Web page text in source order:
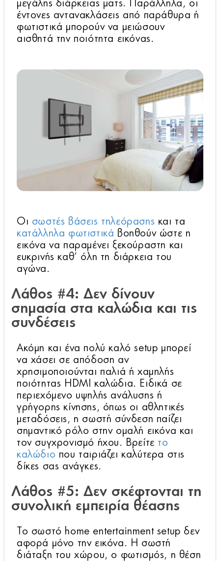
μεγάλης διάρκειας ματς. Παράλληλα, οι
έντονες αντανακλάσεις από παράθυρα ή
φωτιστικά μπορούν να μειώσουν
αισθητά την ποιότητα εικόνας.
Οι σωστές βάσεις τηλεόρασης και τα
κατάλληλα φωτιστικά βοηθούν ώστε η
εικόνα να παραμένει ξεκούραστη και
ευκρινής καθ’ όλη τη διάρκεια του
αγώνα.
Λάθος #4: Δεν δίνουν
σημασία στα καλώδια και τις
συνδέσεις
Ακόμη και ένα πολύ καλό setup μπορεί
να χάσει σε απόδοση αν
χρησιμοποιούνται παλιά ή χαμηλής
ποιότητας HDMI καλώδια. Ειδικά σε
περιεχόμενο υψηλής ανάλυσης ή
γρήγορης κίνησης, όπως οι αθλητικές
μεταδόσεις, η σωστή σύνδεση παίζει
σημαντικό ρόλο στην ομαλή εικόνα και
τον συγχρονισμό ήχου. Βρείτε το
καλώδιο που ταιριάζει καλύτερα στις
δίκες σας ανάγκες.
Λάθος #5: Δεν σκέφτονται τη
συνολική εμπειρία θέασης
Το σωστό home entertainment setup δεν
αφορά μόνο την εικόνα. Η σωστή
διάταξη του χώρου, ο φωτισμός, η θέση